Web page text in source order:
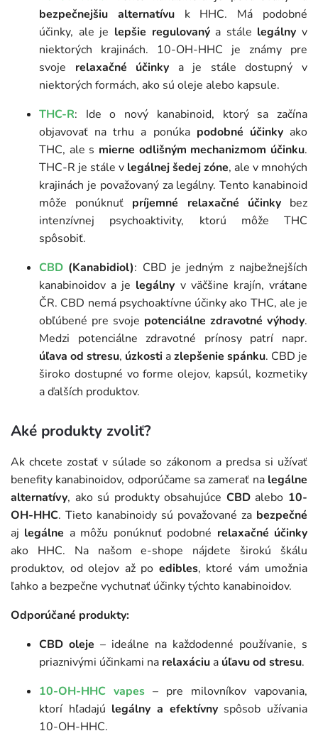
bezpečnejšiu alternatívuk HHC. Má podobné
účinky, ale je lepšie regulovanýa stále legálny v
niektorých krajinách. 10-OH-HHC je známy pre
svoje relaxačné účinky a je stále dostupný v
niektorých formách, ako sú oleje alebo kapsule.
THC-R: Ide o nový kanabinoid, ktorý sa začína
objavovať na trhu a ponúka podobné účinkyako
THC, ale s mierne odlišným mechanizmom účinku.
THC-R je stále v legálnej šedej zóne, ale v mnohých
krajinách je považovaný za legálny. Tento kanabinoid
môže ponúknuť príjemné relaxačné účinkybez
intenzívnej psychoaktivity, ktorú môže THC
spôsobiť.
CBD (Kanabidiol): CBD je jedným z najbežnejších
kanabinoidov a je legálny v väčšine krajín, vrátane
ČR. CBD nemá psychoaktívne účinky ako THC, ale je
obľúbené pre svoje potenciálne zdravotné výhody.
Medzi potenciálne zdravotné prínosy patrí napr.
úľava od stresu, úzkosti azlepšenie spánku. CBD je
široko dostupné vo forme olejov, kapsúl, kozmetiky
a ďalších produktov.
Aké produkty zvoliť?
Ak chcete zostať v súlade so zákonom a predsa si užívať
benefity kanabinoidov, odporúčame sa zamerať na legálne
alternatívy, ako sú produkty obsahujúce CBDalebo 10-
OH-HHC. Tieto kanabinoidy sú považované za bezpečné
aj legálne a môžu ponúknuť podobné relaxačné účinky
ako HHC. Na našom e-shope nájdete širokú škálu
produktov, od olejov až po edibles, ktoré vám umožnia
ľahko a bezpečne vychutnať účinky týchto kanabinoidov.
Odporúčané produkty:
CBD oleje – ideálne na každodenné používanie, s
priaznivými účinkami na relaxáciu a úľavu od stresu.
10-OH-HHC vapes – pre milovníkov vapovania,
ktorí hľadajú legálny a efektívnyspôsob užívania
10-OH-HHC.